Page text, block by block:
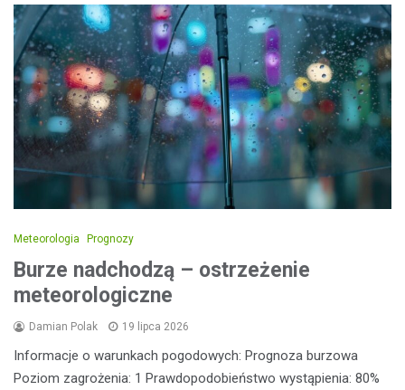
Meteorologia Prognozy
Burze nadchodzą – ostrzeżenie
meteorologiczne
Damian Polak 19 lipca 2026
Informacje o warunkach pogodowych: Prognoza burzowa
Poziom zagrożenia: 1 Prawdopodobieństwo wystąpienia: 80%